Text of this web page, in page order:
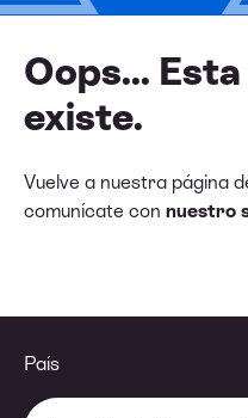
Oops...
existe.
Vuelve a nuestra página
comunícate con nuestro
País